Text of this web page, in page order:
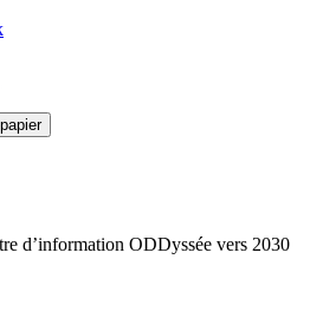
d’information ODDyssée vers 2030